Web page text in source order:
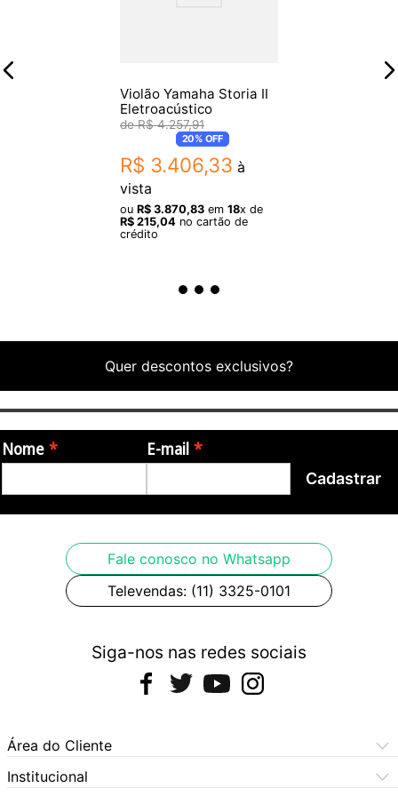
Violão Yamaha Storia II
Eletroacústico
R$ 4.257,91
20%OFF
R$ 3.406,33 à
vista
ou R$ 3.870,83 em 18x de
R$ 215,04 no cartão de
crédito
Quer descontos exclusivos?
Nome E-mail
Cadastrar
Fale conosco no Whatsapp
Televendas: (11) 3325-0101
Siga-nos nas redes sociais
Área do Cliente
Meus Pedidos
Institucional